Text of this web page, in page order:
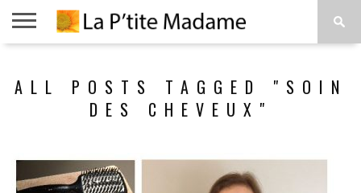
DE
VIVRE
PROPOS
ALL POSTS TAGGED "SOIN
DES CHEVEUX"